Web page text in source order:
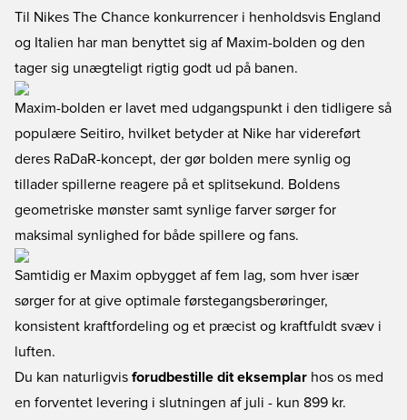
Til Nikes The Chance konkurrencer i henholdsvis England
og Italien har man benyttet sig af Maxim-bolden og den
tager sig unægteligt rigtig godt ud på banen.
Maxim-bolden er lavet med udgangspunkt i den tidligere så
populære Seitiro, hvilket betyder at Nike har videreført
deres RaDaR-koncept, der gør bolden mere synlig og
tillader spillerne reagere på et splitsekund. Boldens
geometriske mønster samt synlige farver sørger for
maksimal synlighed for både spillere og fans.
Samtidig er Maxim opbygget af fem lag, som hver især
sørger for at give optimale førstegangsberøringer,
konsistent kraftfordeling og et præcist og kraftfuldt svæv i
luften.
Du kan naturligvis forudbestille dit eksemplar hos os med
en forventet levering i slutningen af juli - kun 899 kr.